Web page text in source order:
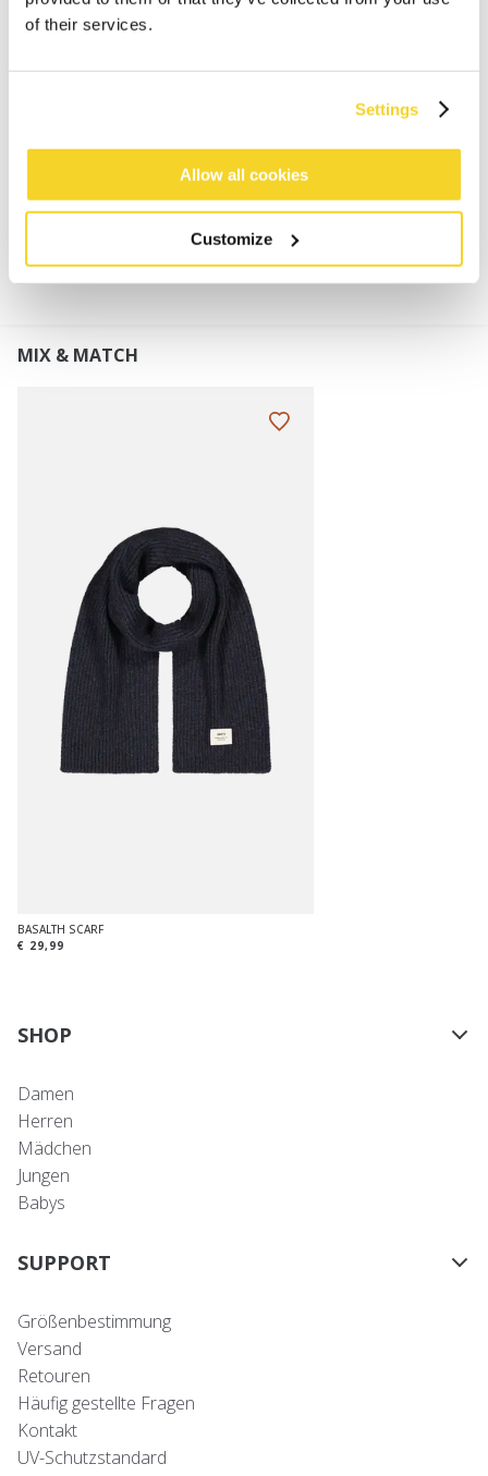
of their services.
Settings
Allow all cookies
Customize
Wickelmütze für Jungen
Weich und dehnbar
MATERIALIEN UND DETAILS
MIX & MATCH
BASALTH SCARF
€ 29,99
SHOP
Damen
Herren
Mädchen
Jungen
Babys
SUPPORT
Größenbestimmung
Versand
Retouren
Häufig gestellte Fragen
Kontakt
UV-Schutzstandard